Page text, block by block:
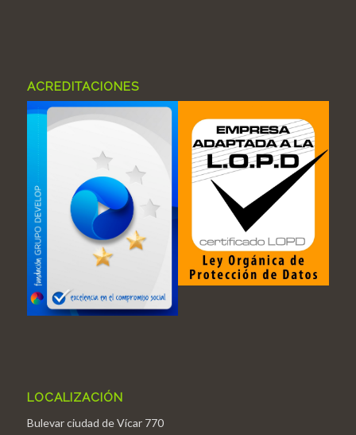
ACREDITACIONES
LOCALIZACIÓN
Bulevar ciudad de Vícar 770